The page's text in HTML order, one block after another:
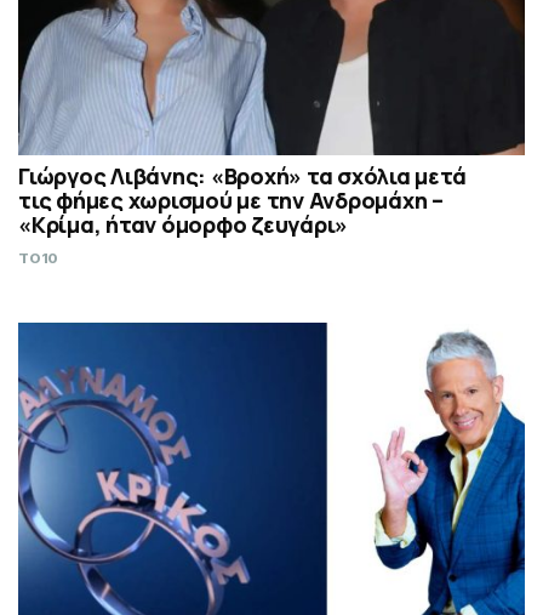
Γιώργος Λιβάνης: «Βροχή» τα σχόλια μετά
τις φήμες χωρισμού με την Ανδρομάχη –
«Κρίμα, ήταν όμορφο ζευγάρι»
TO10